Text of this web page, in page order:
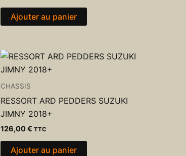
Ajouter au panier
CHASSIS
RESSORT ARD PEDDERS SUZUKI
JIMNY 2018+
126,00€ TTC
Ajouter au panier